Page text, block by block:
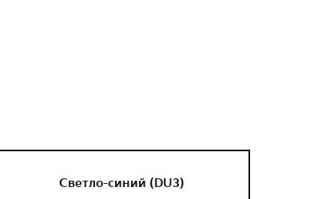
Светло-синий (DU3)